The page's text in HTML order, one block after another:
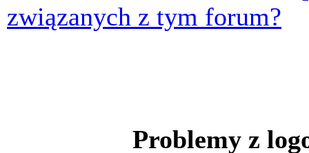
związanych z tym forum?
Problemy z